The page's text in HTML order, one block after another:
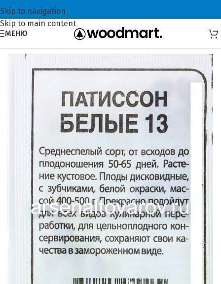
Skip to navigation
Skip to main content
МЕНЮ